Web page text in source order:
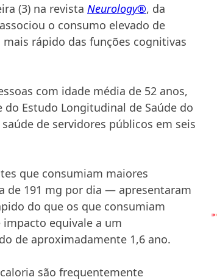
(3) na revista Neurology®, da
o consumo elevado de
rápido das funções cognitivas
com idade média de 52 anos,
Estudo Longitudinal de Saúde do
de servidores públicos em seis
que consumiam maiores
de 191 mg por dia — apresentaram
do que os que consumiam
impacto equivale a um
de aproximadamente 1,6 ano.
são frequentemente